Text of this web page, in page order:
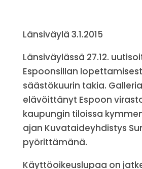
Länsiväylä 3.1.2015
Länsiväylässä 27.12.
Espoonsillan
säästökuurin takia.
elävöittänyt Espoon
kaupungin tiloissa
ajan Kuvataideyhdistys
pyörittämänä.
Käyttöoikeuslupaa on